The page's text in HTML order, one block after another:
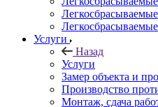
Услуги
Назад
Услуги
Замер объекта и
Производство
Монтаж, сдача